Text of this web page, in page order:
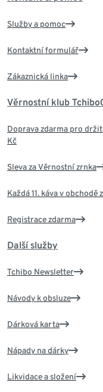
Služby a pomoc
Kontaktní formulář
Zákaznická linka
Věrnostní klub
Doprava zdarma pro
Kč
Sleva za Věrnostní zrnka
Každá 11. káva v obchodě
Registrace zdarma
Další služby
Tchibo Newsletter
Návody k obsluze
Dárková karta
Nápady na dárky
Likvidace a složení